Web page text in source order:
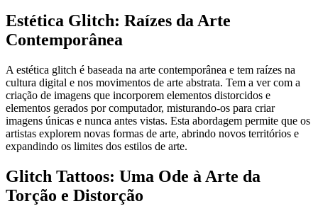
Estética Glitch: Raízes da Arte
Contemporânea
A estética glitch é baseada na arte contemporânea e tem raízes na
cultura digital e nos movimentos de arte abstrata. Tem a ver com a
criação de imagens que incorporem elementos distorcidos e
elementos gerados por computador, misturando-os para criar
imagens únicas e nunca antes vistas. Esta abordagem permite que os
artistas explorem novas formas de arte, abrindo novos territórios e
expandindo os limites dos estilos de arte.
Glitch Tattoos: Uma Ode à Arte da
Torção e Distorção